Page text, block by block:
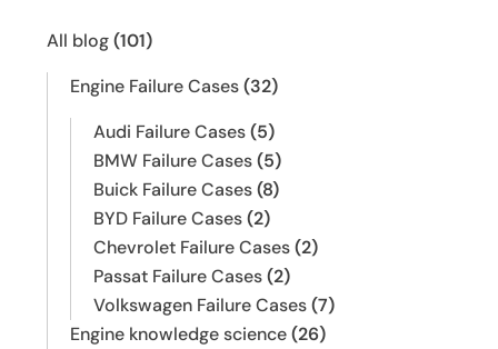
All blog(101)
Engine Failure Cases(32)
Audi Failure Cases(5)
BMW Failure Cases(5)
Buick Failure Cases(8)
BYD Failure Cases(2)
Chevrolet Failure Cases(2)
Passat Failure Cases(2)
Volkswagen Failure Cases(7)
Engine knowledge science(26)